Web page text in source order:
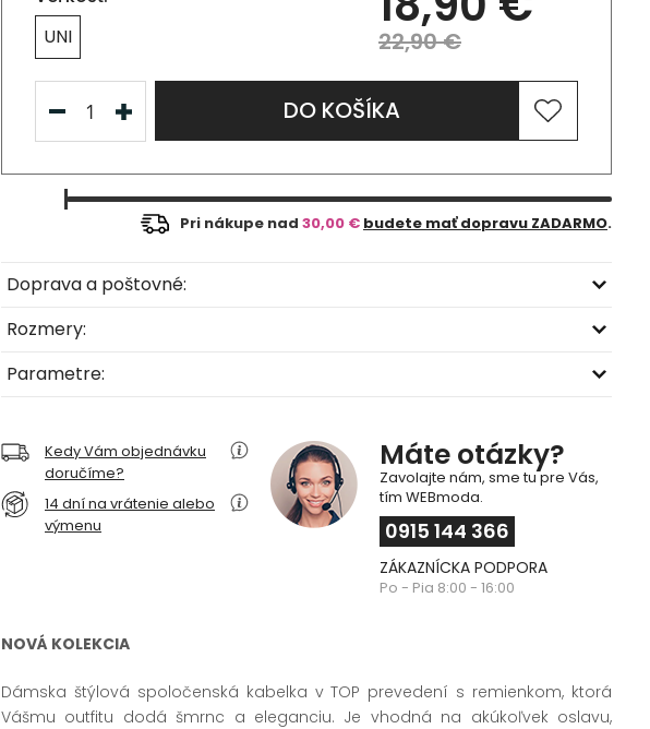
UNI
22,90 €
DO KOŠÍKA
Pri nákupe nad 30,00 € budete mať dopravu ZADARMO.
Doprava a poštovné:
Rozmery:
Parametre:
Kedy Vám objednávku
doručíme?
14 dní na vrátenie alebo
výmenu
Máte otázky?
Zavolajte nám, sme tu pre Vás,
tím WEBmoda.
0915 144 366
ZÁKAZNÍCKA PODPORA
Po - Pia 8:00 - 16:00
NOVÁ KOLEKCIA
Dámska štýlová spoločenská kabelka v TOP prevedení s remienkom, ktorá
Vášmu outfitu dodá šmrnc a eleganciu. Je vhodná na akúkoľvek oslavu,